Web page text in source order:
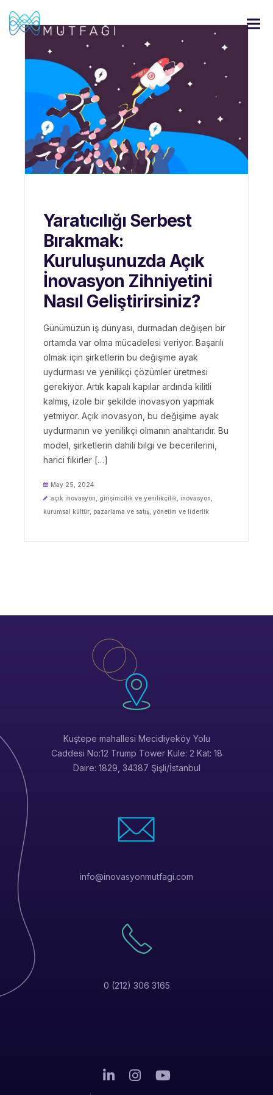
Yaratıcılığı Serbest
Bırakmak:
Kuruluşunuzda Açık
İnovasyon Zihniyetini
Nasıl Geliştirirsiniz?
Günümüzün iş dünyası, durmadan değişen bir
ortamda var olma mücadelesi veriyor. Başarılı
olmak için şirketlerin bu değişime ayak
uydurması ve yenilikçi çözümler üretmesi
gerekiyor. Artık kapalı kapılar ardında kilitli
kalmış, izole bir şekilde inovasyon yapmak
yetmiyor. Açık inovasyon, bu değişime ayak
uydurmanın ve yenilikçi olmanın anahtarıdır. Bu
model, şirketlerin dahili bilgi ve becerilerini,
harici fikirler […]
May 25, 2024
açık inovasyon
girişimcilik ve yenilikçilik inovasyon
kurumsal kültür pazarlama ve satış yönetim ve liderlik
Kuştepe mahallesi Mecidiyeköy Yolu
Caddesi No:12 Trump Tower Kule: 2 Kat: 18
Daire: 1829, 34387 Şişli/İstanbul
info@inovasyonmutfagi.com
0 (212) 306 3165